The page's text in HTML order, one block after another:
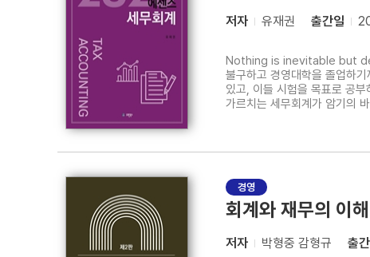
저자 유재권 출간일
Nothing is inevitable but death and
불구하고 경영대학을 졸업하
있고, 이들 시험을 목표로 공
가르치는 세무회계가 암기의
경영
회계와 재무의 이
저자 박형중 감형규 출